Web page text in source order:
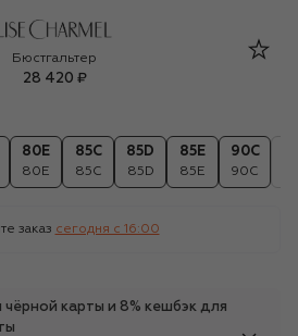
Lise Charmel
Бюстгальтер
28 420 ₽
80E
80E
85C
85C
85D
85D
85E
85E
90C
90C
заказ сегодня c 16:00
чёрной карты и 8% кешбэк для